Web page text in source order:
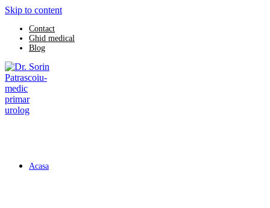
Skip to content
Contact
Ghid medical
Blog
Acasa